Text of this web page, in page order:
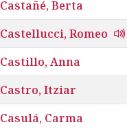
Castañé, Berta
Castellucci, Romeo
Castillo, Anna
Castro, Itziar
Casulá, Carma